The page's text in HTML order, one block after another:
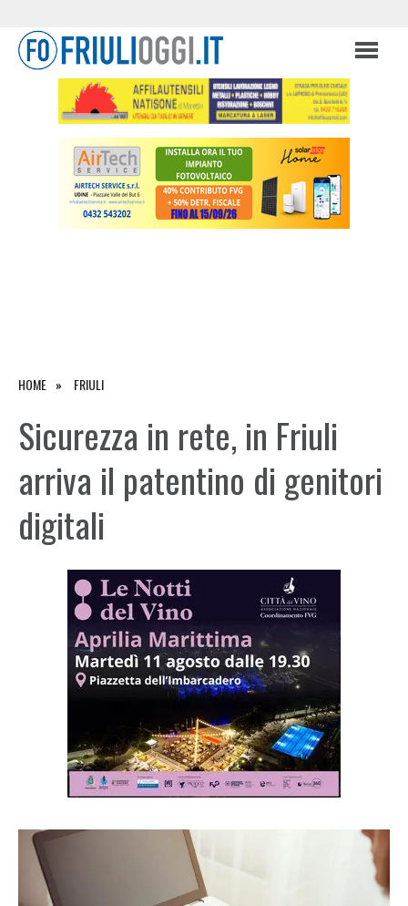
HOME FRIULI
Sicurezza in rete, in Friuli
arriva il patentino di genitori
digitali